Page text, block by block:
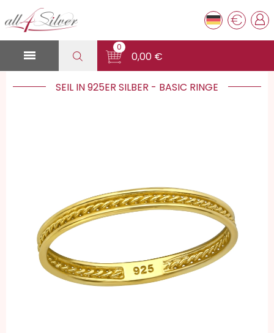
€

0
0,00 €
SEIL IN 925ER SILBER - BASIC RINGE